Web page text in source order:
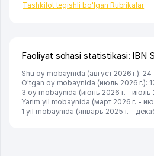
Tashkilot tegishli bo'lgan Rubrikalar
Faoliyat sohasi statistikasi: IBN
Shu oy mobaynida (август 2026 г.): 24
O'tgan oy mobaynida (июль 2026 г.):
3 oy mobaynida (июнь 2026 г. - июль
Yarim yil mobaynida (март 2026 г. -
1 yil mobaynida (январь 2025 г. -